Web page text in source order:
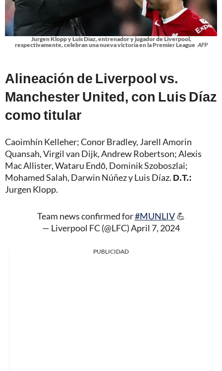
Jurgen Klopp y Luis Díaz, entrenador y jugador de Liverpool,
respectivamente, celebran una nueva victoria en la Premier League AFP
Alineación de Liverpool vs.
Manchester United, con Luis Díaz
como titular
Caoimhín Kelleher; Conor Bradley, Jarell Amorin
Quansah, Virgil van Dijk, Andrew Robertson; Alexis
Mac Allister, Wataru Endō, Dominik Szoboszlai;
Mohamed Salah, Darwin Núñez y Luis Díaz. D.T.:
Jurgen Klopp.
Team news confirmed for#MUNLIV💪
— Liverpool FC (@LFC)April 7, 2024
PUBLICIDAD